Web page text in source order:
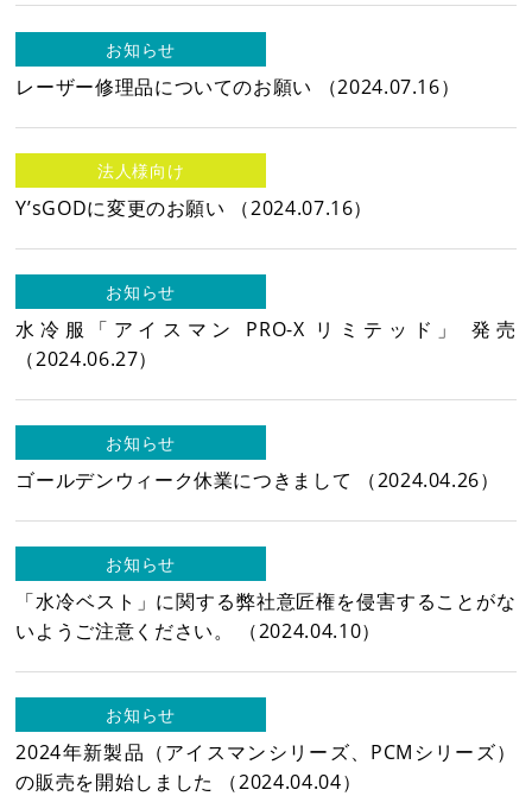
お知らせ
レーザー修理品についてのお願い （2024.07.16）
法人様向け
Y’sGODに変更のお願い （2024.07.16）
お知らせ
水冷服「アイスマン PRO-X リミテッド」 発売
（2024.06.27）
お知らせ
ゴールデンウィーク休業につきまして （2024.04.26）
お知らせ
「水冷ベスト」に関する弊社意匠権を侵害することがな
いようご注意ください。
（2024.04.10）
お知らせ
2024年新製品（アイスマンシリーズ、PCMシリーズ）
の販売を開始しました
（2024.04.04）
営業日カレンダー 休業日
2026年8月
火 水 木 金
土
1
4 5 6
9 10 11 12 13 14
15
16
17 18 19 20 21 22
25 26 27
30
31
日
月 火 水 木 金
1
2 3 4
5
13 14 15
20
21 22 23 24 25 26